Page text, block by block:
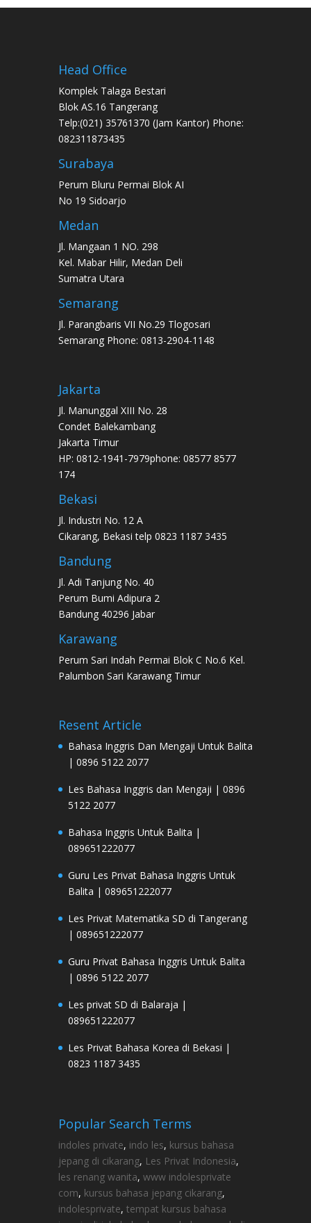
Head Office
Komplek Talaga Bestari
Blok AS.16 Tangerang
Telp:(021) 35761370 (Jam Kantor) Phone:
082311873435
Surabaya
Perum Bluru Permai Blok AI
No 19 Sidoarjo
Medan
Jl. Mangaan 1 NO. 298
Kel. Mabar Hilir, Medan Deli
Sumatra Utara
Semarang
Jl. Parangbaris VII No.29 Tlogosari
Semarang Phone: 0813-2904-1148
Jakarta
Jl. Manunggal XIII No. 28
Condet Balekambang
Jakarta Timur
HP: 0812-1941-7979phone: 08577 8577
174
Bekasi
Jl. Industri No. 12 A
Cikarang, Bekasi telp 0823 1187 3435
Bandung
Jl. Adi Tanjung No. 40
Perum Bumi Adipura 2
Bandung 40296 Jabar
Karawang
Perum Sari Indah Permai Blok C No.6 Kel.
Palumbon Sari Karawang Timur
Resent Article
Bahasa Inggris Dan Mengaji Untuk Balita
| 0896 5122 2077
Les Bahasa Inggris dan Mengaji | 0896
5122 2077
Bahasa Inggris Untuk Balita |
089651222077
Guru Les Privat Bahasa Inggris Untuk
Balita | 089651222077
Les Privat Matematika SD di Tangerang
| 089651222077
Guru Privat Bahasa Inggris Untuk Balita
| 0896 5122 2077
Les privat SD di Balaraja |
089651222077
Les Privat Bahasa Korea di Bekasi |
0823 1187 3435
Popular Search Terms
indoles private, indo les, kursus bahasa
jepang di cikarang, Les Privat Indonesia,
les renang wanita, www indolesprivate
com, kursus bahasa jepang cikarang,
indolesprivate, tempat kursus bahasa